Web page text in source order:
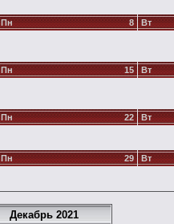
8
Пн Вт
15
Пн Вт
22
Пн Вт
29
Пн Вт
Декабрь 2021